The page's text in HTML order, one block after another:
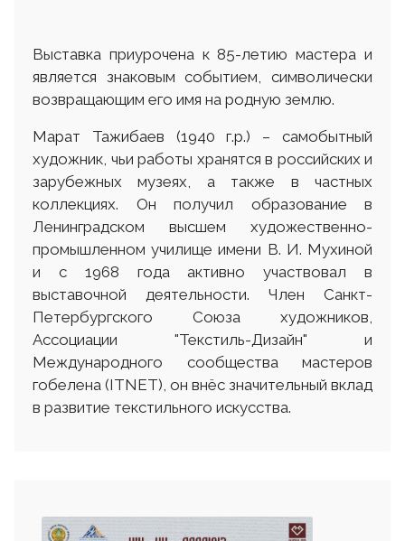
Выставка приурочена к 85-летию мастера и
является знаковым событием, символически
возвращающим его имя на родную землю.
Марат Тажибаев (1940 г.р.) – самобытный
художник, чьи работы хранятся в российских и
зарубежных музеях, а также в частных
коллекциях. Он получил образование в
Ленинградском высшем художественно-
промышленном училище имени В. И. Мухиной
и с 1968 года активно участвовал в
выставочной деятельности. Член Санкт-
Петербургского Союза художников,
Ассоциации "Текстиль-Дизайн" и
Международного сообщества мастеров
гобелена (ITNET), он внёс значительный вклад
в развитие текстильного искусства.